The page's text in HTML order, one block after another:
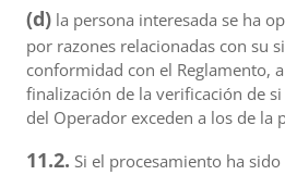
(d) la persona interesada se ha
por razones relacionadas con su
conformidad con el Reglamento,
finalización de la verificación de
del Operador exceden a los de la
11.2. Si el procesamiento ha